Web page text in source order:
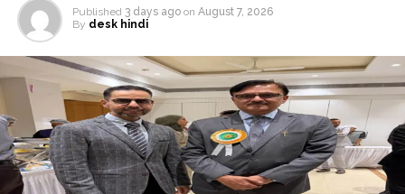
फ्लैट में घुसने की कोशिश की। लेकिन, दरवाज़ा न खुलने पर उन्होंने कोशिश
छोड़ दी और मौके से भाग गए। गिरफ्तार होने के बाद, आरोपियों ने जुर्म कबूल
कर लिया। जांच एडिशनल कमिश्नर ऑफ पुलिस (वेस्ट रीजन) अभिनव
देशमुख और डिप्टी कमिश्नर ऑफ पुलिस (ज़ोन 2, वेस्ट) श्री मोहित कुमार
गर्ग की देखरेख में की गई।
Post Views: 65,414
Published 3 days ago on August 7, 2026
By desk hindi